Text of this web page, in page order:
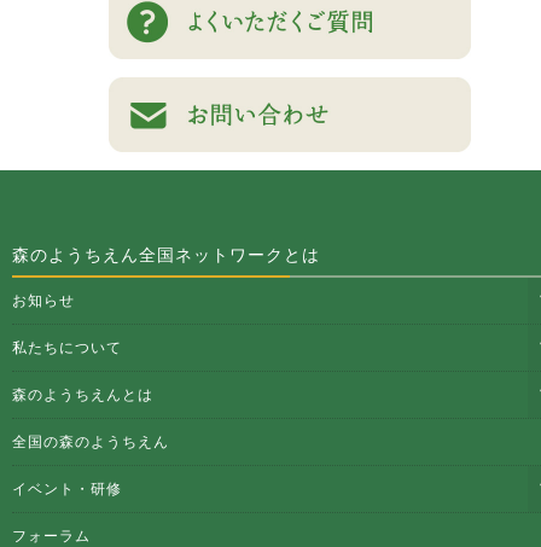
森のようちえん全国ネットワークとは
お知らせ
私たちについて
森のようちえんとは
全国の森のようちえん
イベント・研修
フォーラム